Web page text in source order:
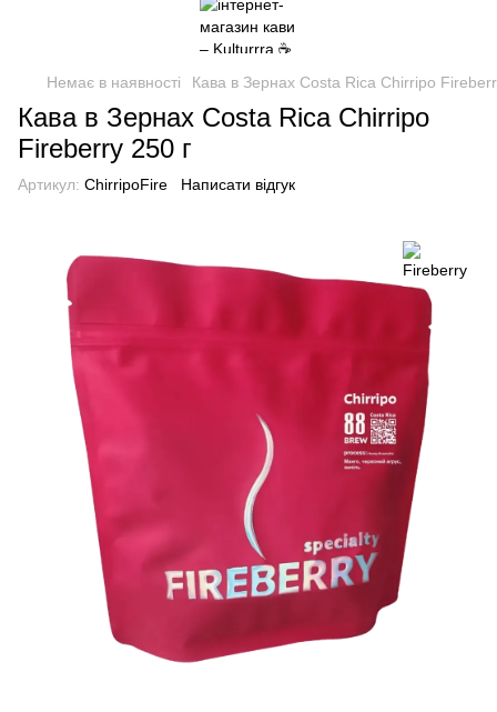
Немає в наявності Кава в Зернах Costa Rica Chirripo
Кава в Зернах Costa Rica Chirripo
Fireberry 250 г
Артикул: ChirripoFire Написати відгук